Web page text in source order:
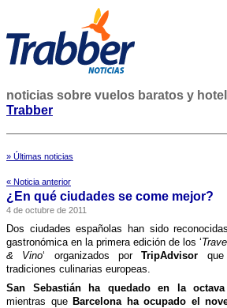
noticias sobre vuelos baratos y
Trabber
» Últimas noticias
« Noticia anterior
¿En qué ciudades se come mejor?
4 de octubre de 2011
Dos ciudades españolas han sido
gastronómica en la primera edición de los ‘
& Vino‘ organizados porTripAdvisor
tradiciones culinarias europeas.
San Sebastián ha quedado en la
mientras que Barcelona ha ocupado el